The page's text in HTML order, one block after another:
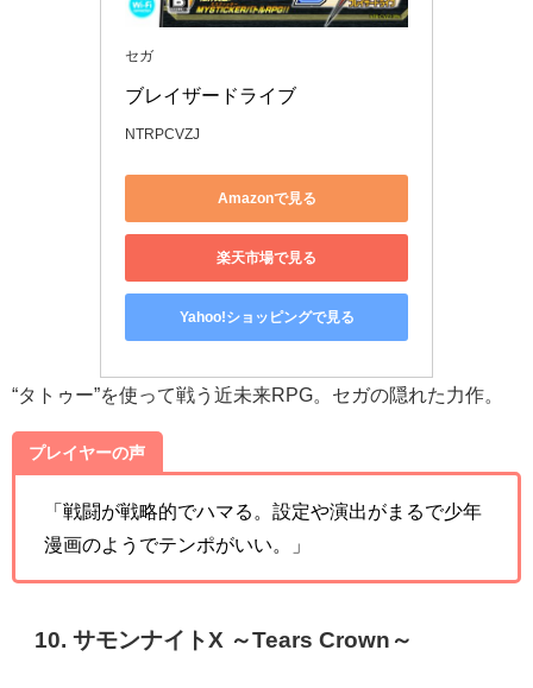
セガ
ブレイザードライブ
NTRPCVZJ
Amazonで見る
楽天市場で見る
Yahoo!ショッピングで見る
“タトゥー”を使って戦う近未来RPG。セガの隠れた力作。
プレイヤーの声
「戦闘が戦略的でハマる。設定や演出がまるで少年
漫画のようでテンポがいい。」
10. サモンナイトX ～Tears Crown～